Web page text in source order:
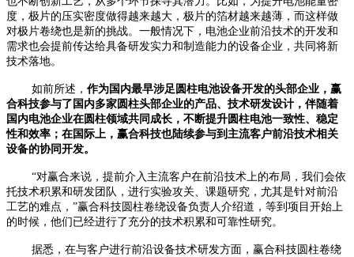
度，极片的压实密度做得越来越大，极片的箔材越来越薄，而这样做
对极片卷绕也是新的挑战。一般情况下，电池企业前沿技术的开发和
需求也会提前传达给具备研发实力和制造能力的设备企业，共同将新
技术落地。
如前所述， 作为国内最早涉足圆柱电池设备开发的头部企业，赢
合科技参与了国内多家圆柱头部企业的产品、技术研发设计，伴随着
国内电池企业在圆柱领域共同成长，不断提升圆柱电池一致性、稳定
性和效率；在国际上，赢合科技也陆续参与到主流客户前沿技术相关
设备的协同开发。
“对赢合来说，提前介入主流客户在前沿技术上的布局，我们会依
托技术积累和研发团队，进行实验攻关、课题研究，尤其是针对前沿
工艺的难点，”赢合科技圆柱卷绕设备负责人介绍道，等到项目开始上
的时候，他们已经进行了充分的技术积累和可靠性研究。
据悉，在与客户进行前沿设备技术研发方面，赢合科技圆柱卷绕